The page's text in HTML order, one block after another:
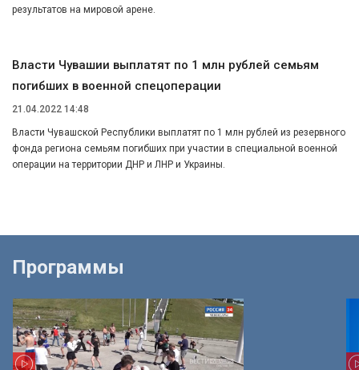
результатов на мировой арене.
Власти Чувашии выплатят по 1 млн рублей семьям
погибших в военной спецоперации
21.04.2022 14:48
Власти Чувашской Республики выплатят по 1 млн рублей из резервного
фонда региона семьям погибших при участии в специальной военной
операции на территории ДНР и ЛНР и Украины.
Программы